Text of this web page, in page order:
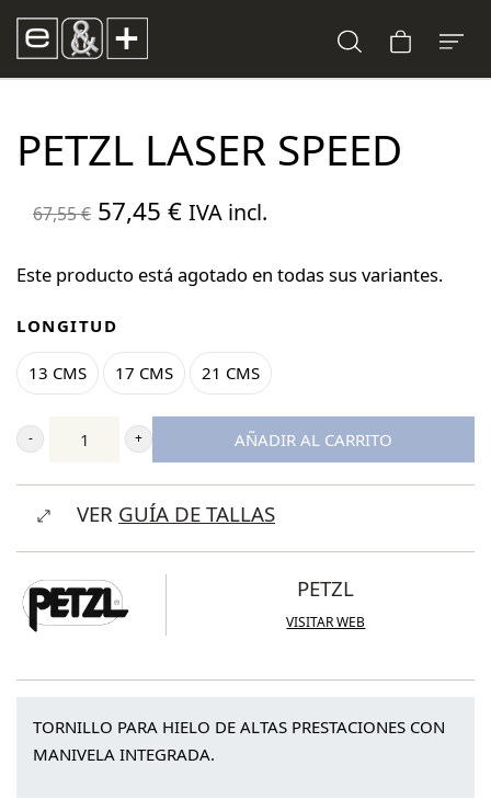
PETZL LASER SPEED
67,55€ El
original
67,55 €.
57,45 €El
actual
57,45 €.
IVA incl.
Este producto está agotado en todas sus variantes.
LONGITUD
13 CMS 17 CMS 21 CMS
Petzl
Laser
Speed
AÑADIR AL CARRITO
VER GUÍA DE TALLAS
PETZL
VISITAR WEB
TORNILLO PARA HIELO DE ALTAS PRESTACIONES CON
MANIVELA INTEGRADA.